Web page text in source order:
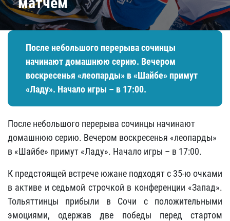
После небольшого перерыва сочинцы
начинают домашнюю серию. Вечером
воскресенья «леопарды» в «Шайбе» примут
«Ладу». Начало игры – в 17:00.
После небольшого перерыва сочинцы начинают
домашнюю серию. Вечером воскресенья «леопарды»
в «Шайбе» примут «Ладу». Начало игры – в 17:00.
К предстоящей встрече южане подходят с 35-ю очками
в активе и седьмой строчкой в конференции «Запад».
Тольяттинцы прибыли в Сочи с положительными
эмоциями, одержав две победы перед стартом